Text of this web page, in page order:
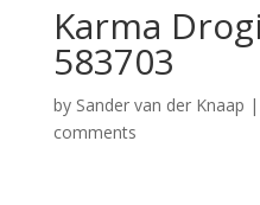
Karma
583703
by Sander van der Knaap |
comments